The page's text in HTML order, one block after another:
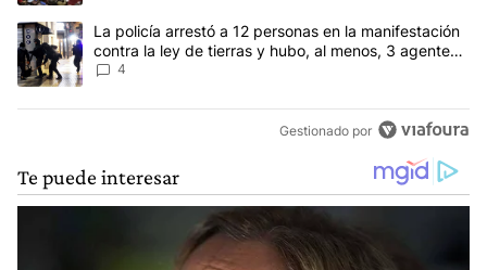
Un artículo de tendencia con el título "La policía arrestó a 12
La policía arrestó a 12 personas en la manifestación
contra la ley de tierras y hubo, al menos, 3 agentes
heridos
4
Gestionado por